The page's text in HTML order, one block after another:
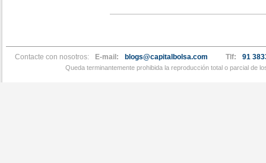
Contacte con nosotros: E-mail: blogs@capitalbolsa.com Tlf: 91
Queda terminantemente prohibida la reproducción total o parcial de